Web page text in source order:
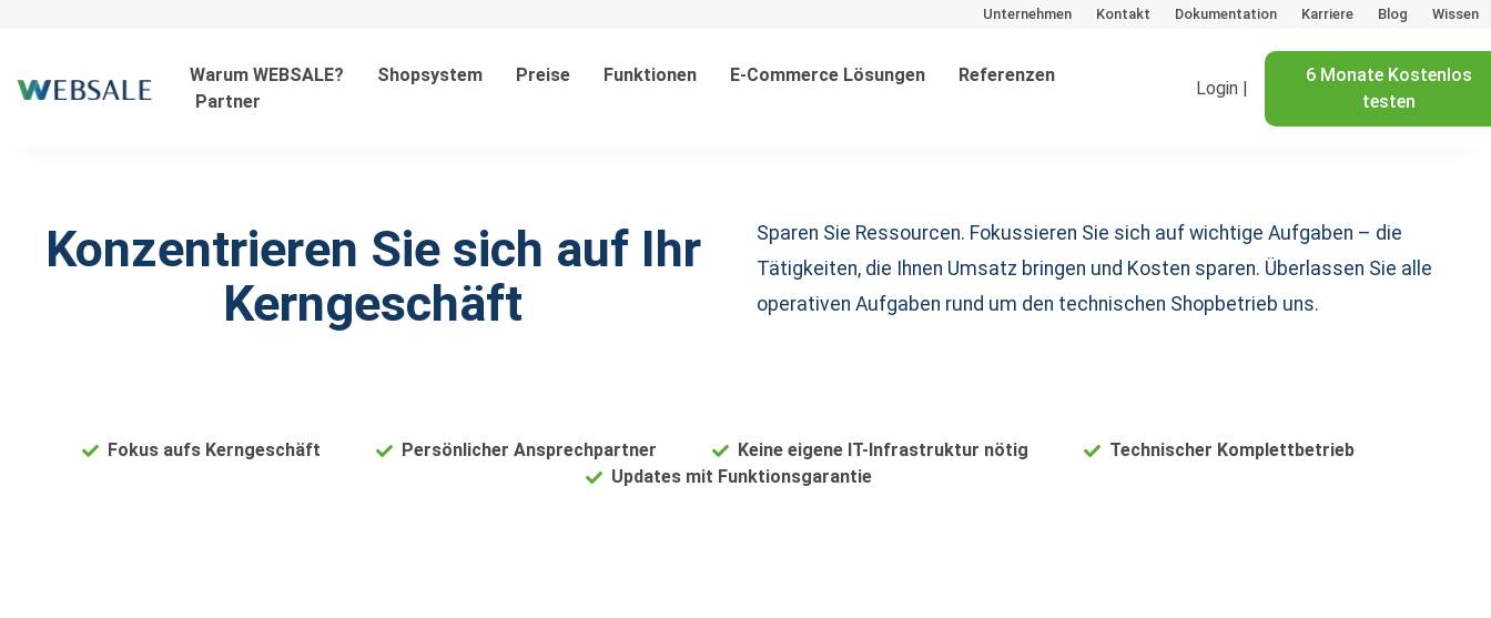
Unternehmen Kontakt Dokumentation Karriere Blog Wissen
Warum WEBSALE? Shopsystem Preise Funktionen E-Commerce Lösungen
Referenzen
Partner
Login |
6 Monate Kostenlos
testen
Konzentrieren Sie sich auf Ihr
Kerngeschäft
Sparen Sie Ressourcen. Fokussieren Sie sich auf wichtige Aufgaben – die
Tätigkeiten, die Ihnen Umsatz bringen und Kosten sparen. Überlassen Sie alle
operativen Aufgaben rund um den technischen Shopbetrieb uns.
Fokus aufs Kerngeschäft Persönlicher Ansprechpartner Keine eigene IT-Infrastruktur nötig
Technischer Komplettbetrieb
Updates mit Funktionsgarantie